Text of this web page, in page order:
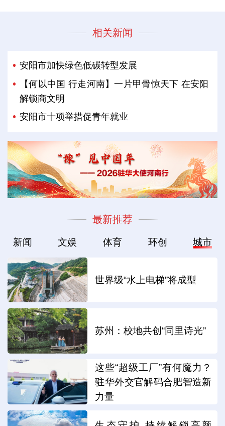
相关新闻
安阳市加快绿色低碳转型发展
【何以中国 行走河南】一片甲骨惊天下 在安阳
解锁商文明
安阳市十项举措促青年就业
最新推荐
新闻 文娱 体育 环创 城市
世界级“水上电梯”将成型
苏州：校地共创“同里诗光”
这些“超级工厂”有何魔力？
驻华外交官解码合肥智造新
力量